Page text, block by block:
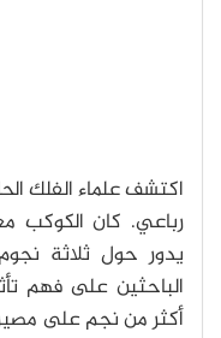
اكتشف علماء الفلك
رباعي. كان الكوكب
يدور حول ثلاثة
الباحثين على فهم
أكثر من نجم على